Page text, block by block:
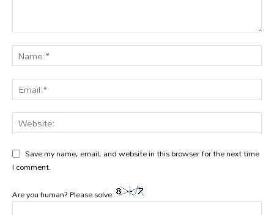
Save my name, email, and website in this browser for the next time
I comment.
Are you human? Please solve: